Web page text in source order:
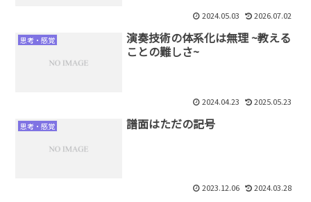
2024.05.03 2026.07.02
思考・感覚
演奏技術の体系化は無理 ~教える
ことの難しさ~
2024.04.23 2025.05.23
思考・感覚 譜面はただの記号
2023.12.06 2024.03.28